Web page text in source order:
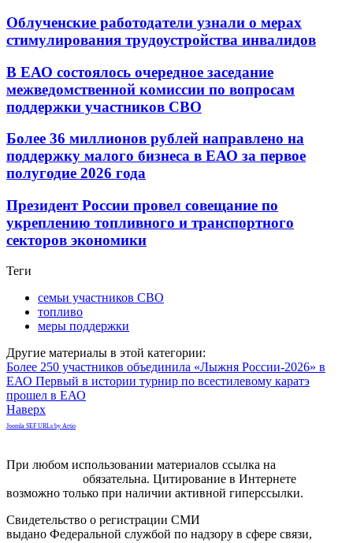
Облученские работодатели узнали о мерах
стимулирования трудоустройства инвалидов
В ЕАО состоялось очередное заседание
межведомственной комиссии по вопросам
поддержки участников СВО
Более 36 миллионов рублей направлено на
поддержку малого бизнеса в ЕАО за первое
полугодие 2026 года
Президент России провел совещание по
укреплению топливного и транспортного
секторов экономики
Теги
семьи участников СВО
топливо
меры поддержки
Другие материалы в этой категории:
Более 250 участников объединила «Лыжня России-2026» в
ЕАО Первый в истории турнир по всестилевому каратэ
прошел в ЕАО
Наверх
Joomla SEF URLs by Artio
При любом использовании материалов ссылка на
обязательна. Цитирование в Интернете
возможно только при наличии активной гиперссылки.
Свидетельство о регистрации СМИ
выдано Федеральной службой по надзору в сфере связи,